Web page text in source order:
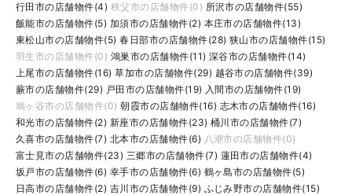
行田市の店舗物件(4) 秩父市の店舗物件(0) 所沢市の店舗物件(55)
飯能市の店舗物件(5) 加須市の店舗物件(2) 本庄市の店舗物件(13)
東松山市の店舗物件(5) 春日部市の店舗物件(28) 狭山市の店舗物件(15)
羽生市の店舗物件(0) 鴻巣市の店舗物件(11) 深谷市の店舗物件(14)
上尾市の店舗物件(16) 草加市の店舗物件(29) 越谷市の店舗物件(39)
蕨市の店舗物件(29) 戸田市の店舗物件(19) 入間市の店舗物件(19)
鳩ヶ谷市の店舗物件(0) 朝霞市の店舗物件(16) 志木市の店舗物件(16)
和光市の店舗物件(2) 新座市の店舗物件(23) 桶川市の店舗物件(7)
久喜市の店舗物件(7) 北本市の店舗物件(6) 八潮市の店舗物件(0)
富士見市の店舗物件(23) 三郷市の店舗物件(7) 蓮田市の店舗物件(4)
坂戸市の店舗物件(6) 幸手市の店舗物件(6) 鶴ヶ島市の店舗物件(5)
日高市の店舗物件(2) 吉川市の店舗物件(9) ふじみ野市の店舗物件(15)